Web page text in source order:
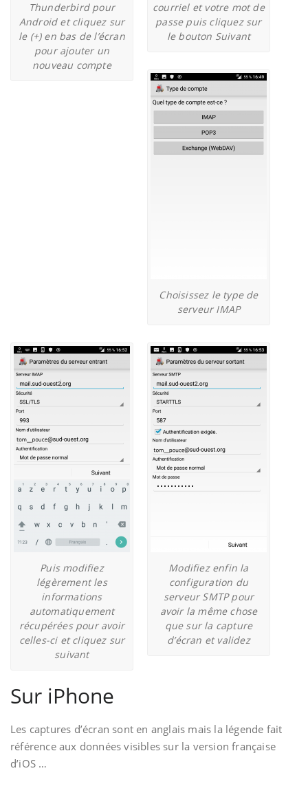
Thunderbird pour
Android et cliquez sur
le (+) en bas de l’écran
pour ajouter un
nouveau compte
courriel et votre mot de
passe puis cliquez sur
le bouton Suivant
Choisissez le type de
serveur IMAP
Puis modifiez
légèrement les
informations
automatiquement
récupérées pour avoir
celles-ci et cliquez sur
suivant
Modifiez enfin la
configuration du
serveur SMTP pour
avoir la même chose
que sur la capture
d’écran et validez
Sur iPhone
Les captures d’écran sont en anglais mais la légende fait
référence aux données visibles sur la version française
d’iOS …